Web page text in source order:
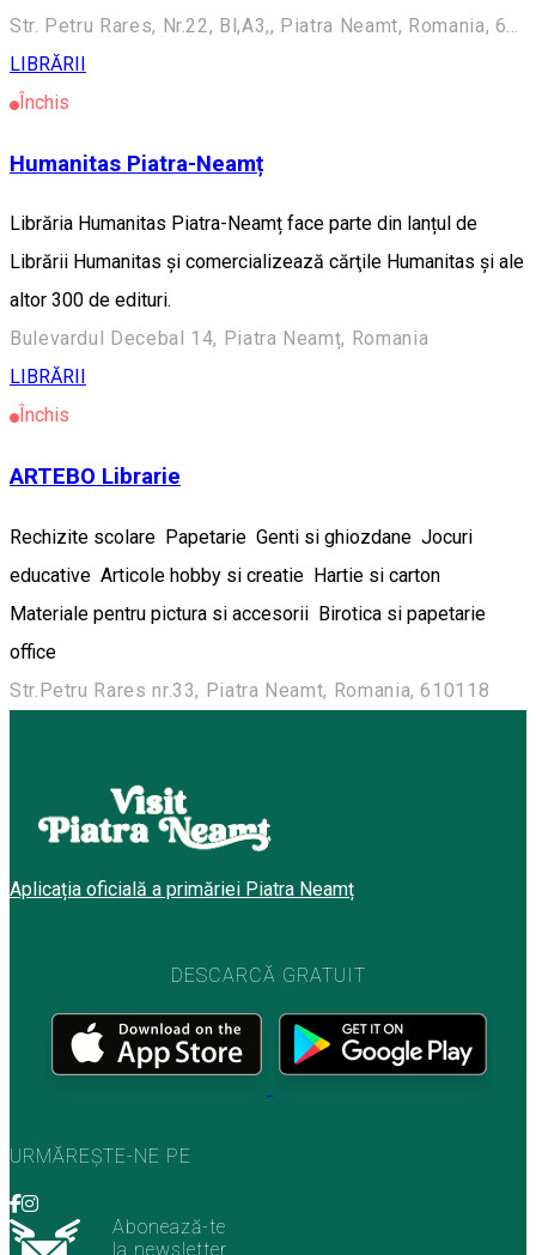
Str. Petru Rares, Nr.22, Bl,A3,, Piatra Neamt, Romania, 610118
LIBRĂRII
Închis
Humanitas Piatra-Neamț
Librăria Humanitas Piatra-Neamț face parte din lanțul de
Librării Humanitas și comercializează cărţile Humanitas şi ale
altor 300 de edituri.
Bulevardul Decebal 14, Piatra Neamț, Romania
LIBRĂRII
Închis
ARTEBO Librarie
Rechizite scolare Papetarie Genti si ghiozdane Jocuri
educative Articole hobby si creatie Hartie si carton
Materiale pentru pictura si accesorii Birotica si papetarie
office
Str.Petru Rares nr.33, Piatra Neamt, Romania, 610118
Aplicația oficială a primăriei Piatra Neamț
DESCARCĂ GRATUIT
URMĂREȘTE-NE PE
Abonează-te
la newsletter